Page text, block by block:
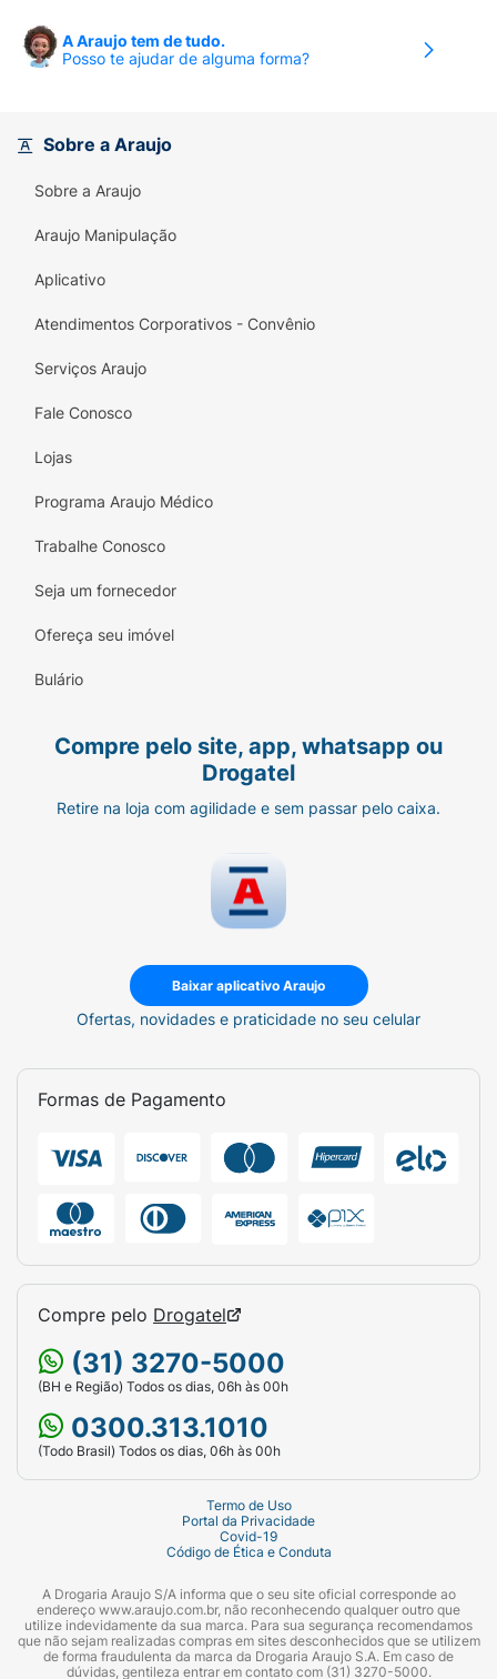
Princípio Ativo:
Zinco
Modo de usar:
Utilizar o produto de manhã e à noite como o
primeiro passo de sua rotina facial. Umedeça
o sabonete com água até formar espuma,
massageie suavemente. Enxágue bem. Uso
externo.
A Araujo tem de tudo.
Posso te ajudar de alguma forma?
Sobre a Araujo
Sobre a Araujo
Araujo Manipulação
Aplicativo
Atendimentos Corporativos - Convênio
Serviços Araujo
Fale Conosco
Lojas
Programa Araujo Médico
Trabalhe Conosco
Seja um fornecedor
Ofereça seu imóvel
Bulário
Compre pelo site, app, whatsapp ou
Drogatel
Retire na loja com agilidade e sem passar pelo caixa.
Baixar aplicativo Araujo
Ofertas, novidades e praticidade no seu celular
Formas de Pagamento
Compre pelo Drogatel
(31) 3270-5000
(BH e Região) Todos os dias, 06h às 00h
0300.313.1010
(Todo Brasil) Todos os dias, 06h às 00h
Termo de Uso
Portal da Privacidade
Covid-19
Código de Ética e Conduta
A Drogaria Araujo S/A informa que o seu site oficial corresponde ao
endereço www.araujo.com.br, não reconhecendo qualquer outro que
utilize indevidamente da sua marca. Para sua segurança recomendamos
que não sejam realizadas compras em sites desconhecidos que se utilizem
de forma fraudulenta da marca da Drogaria Araujo S.A. Em caso de
dúvidas, gentileza entrar em contato com (31) 3270-5000.